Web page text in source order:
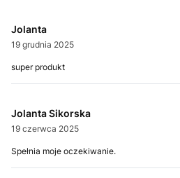
Jolanta
19 grudnia 2025
super produkt
Jolanta Sikorska
19 czerwca 2025
Spełnia moje oczekiwanie.